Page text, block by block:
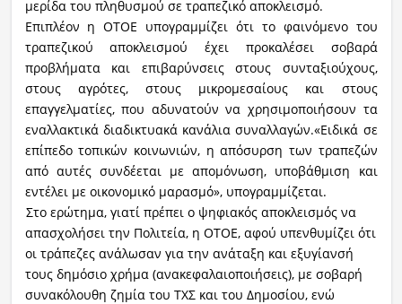
μερίδα του πληθυσμού σε τραπεζικό αποκλεισμό.
Επιπλέον η ΟΤΟΕ υπογραμμίζει ότι το φαινόμενο του
τραπεζικού αποκλεισμού έχει προκαλέσει σοβαρά
προβλήματα και επιβαρύνσεις στους συνταξιούχους,
στους αγρότες, στους μικρομεσαίους και στους
επαγγελματίες, που αδυνατούν να χρησιμοποιήσουν τα
εναλλακτικά διαδικτυακά κανάλια συναλλαγών.«Ειδικά σε
επίπεδο τοπικών κοινωνιών, η απόσυρση των τραπεζών
από αυτές συνδέεται με απομόνωση, υποβάθμιση και
εντέλει με οικονομικό μαρασμό», υπογραμμίζεται.
Στο ερώτημα, γιατί πρέπει ο ψηφιακός αποκλεισμός να
απασχολήσει την Πολιτεία, η ΟΤΟΕ, αφού υπενθυμίζει ότι
οι τράπεζες ανάλωσαν για την ανάταξη και εξυγίανσή
τους δημόσιο χρήμα (ανακεφαλαιοποιήσεις), με σοβαρή
συνακόλουθη ζημία του ΤΧΣ και του Δημοσίου, ενώ